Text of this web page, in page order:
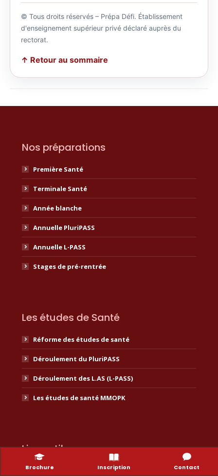
Brochure Inscription Contact
© Tous droits réservés – Prépa Défi. Établissement
d'enseignement supérieur privé déclaré auprès du
rectorat.
↑ Retour au sommaire
Nos préparations
Première Santé
Terminale Santé
Année blanche
Annuelle PluriPASS
Annuelle L-PASS
Stages de pré-rentrée
Les études de Santé
Réforme des études de santé
Déroulement du PluriPASS
Déroulement des L.AS (L-PASS)
Les études de santé MMOPK
Liens utiles
Espace étudiant